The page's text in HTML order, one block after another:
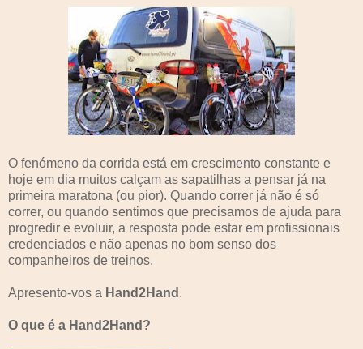
O fenómeno da corrida está em crescimento constante e
hoje em dia muitos calçam as sapatilhas a pensar já na
primeira maratona (ou pior). Quando correr já não é só
correr, ou quando sentimos que precisamos de ajuda para
progredir e evoluir, a resposta pode estar em profissionais
credenciados e não apenas no bom senso dos
companheiros de treinos.
Apresento-vos a Hand2Hand .
O que é a Hand2Hand?